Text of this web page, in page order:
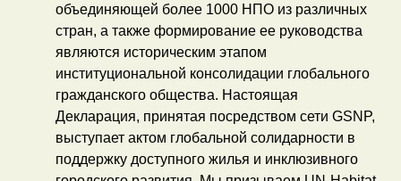
объединяющей более 1000 НПО из различных
стран, а также формирование ее руководства
являются историческим этапом
институциональной консолидации глобального
гражданского общества. Настоящая
Декларация, принятая посредством сети GSNP,
выступает актом глобальной солидарности в
поддержку доступного жилья и инклюзивного